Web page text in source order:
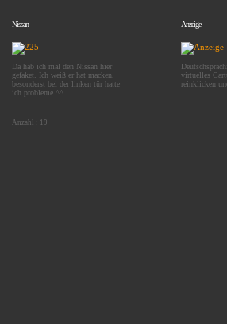
Nissan
Da hab ich mal den Nissan hier
gefaket. Ich weiß er hat macken,
besonderst bei der linken tür hatte
ich probleme.^^
Anzahl : 19
Anzeige
virtuelles
reinklicken